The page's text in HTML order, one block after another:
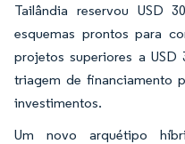
Tailândia reservou USD
esquemas prontos para
projetos superiores a USD
triagem de financiamento
investimentos.
Um novo arquétipo